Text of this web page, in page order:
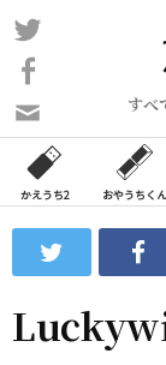
コ
ン
ン
ツ
ス
ッ
プ
すべ
い
合
わ
フ
ォ
ム
かえうち2 おやうちくん